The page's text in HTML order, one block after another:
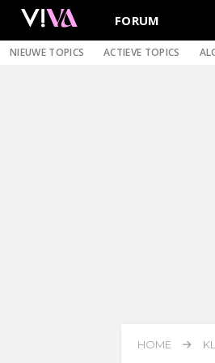
FORUM
NIEUWE TOPICS ACTIEVE TOPICS
HOME